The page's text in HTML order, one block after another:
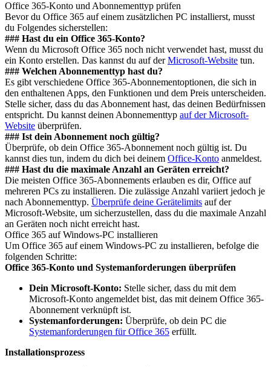
Office 365-Konto und Abonnementtyp prüfen
Bevor du Office 365 auf einem zusätzlichen PC installierst, musst
du Folgendes sicherstellen:
### Hast du ein Office 365-Konto?
Wenn du Microsoft Office 365 noch nicht verwendet hast, musst du
ein Konto erstellen. Das kannst du auf derMicrosoft-Website tun.
### Welchen Abonnementtyp hast du?
Es gibt verschiedene Office 365-Abonnementoptionen, die sich in
den enthaltenen Apps, den Funktionen und dem Preis unterscheiden.
Stelle sicher, dass du das Abonnement hast, das deinen Bedürfnissen
entspricht. Du kannst deinen Abonnementtyp auf der Microsoft-
Website überprüfen.
### Ist dein Abonnement noch gültig?
Überprüfe, ob dein Office 365-Abonnement noch gültig ist. Du
kannst dies tun, indem du dich bei deinem Office-Konto anmeldest.
### Hast du die maximale Anzahl an Geräten erreicht?
Die meisten Office 365-Abonnements erlauben es dir, Office auf
mehreren PCs zu installieren. Die zulässige Anzahl variiert jedoch je
nach Abonnementtyp. Überprüfe deine Gerätelimits auf der
Microsoft-Website, um sicherzustellen, dass du die maximale Anzahl
an Geräten noch nicht erreicht hast.
Office 365 auf Windows-PC installieren
Um Office 365 auf einem Windows-PC zu installieren, befolge die
folgenden Schritte:
Office 365-Konto und Systemanforderungen überprüfen
Dein Microsoft-Konto: Stelle sicher, dass du mit dem
Microsoft-Konto angemeldet bist, das mit deinem Office 365-
Abonnement verknüpft ist.
Systemanforderungen: Überprüfe, ob dein PC die
Systemanforderungen für Office 365 erfüllt.
Installationsprozess